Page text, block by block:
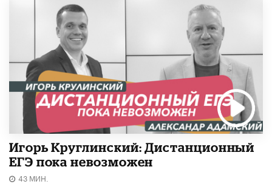
Игорь Круглинский: Дистанционный
ЕГЭ пока невозможен
43 МИН.